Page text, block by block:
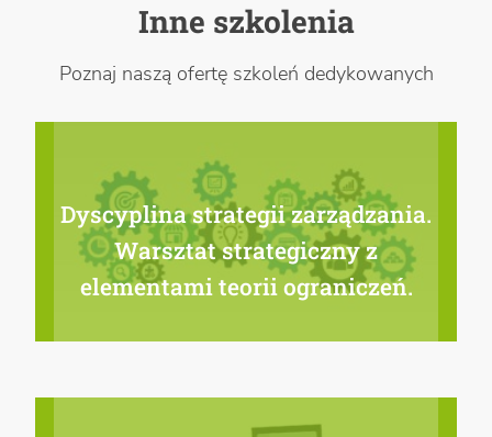
Inne szkolenia
Poznaj naszą ofertę szkoleń dedykowanych
Dyscyplina strategii zarządzania.
Warsztat strategiczny z
elementami teorii ograniczeń.